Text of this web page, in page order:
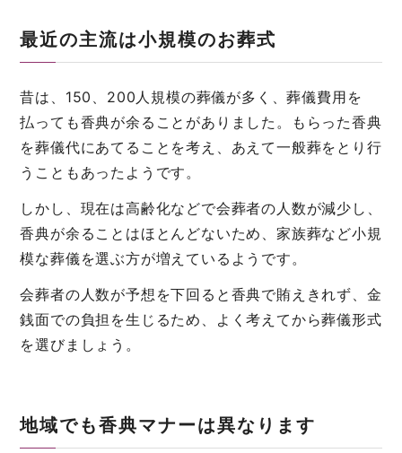
最近の主流は小規模のお葬式
昔は、150、200人規模の葬儀が多く、葬儀費用を
払っても香典が余ることがありました。もらった香典
を葬儀代にあてることを考え、あえて一般葬をとり行
うこともあったようです。
しかし、現在は高齢化などで会葬者の人数が減少し、
香典が余ることはほとんどないため、家族葬など小規
模な葬儀を選ぶ方が増えているようです。
会葬者の人数が予想を下回ると香典で賄えきれず、金
銭面での負担を生じるため、よく考えてから葬儀形式
を選びましょう。
地域でも香典マナーは異なります